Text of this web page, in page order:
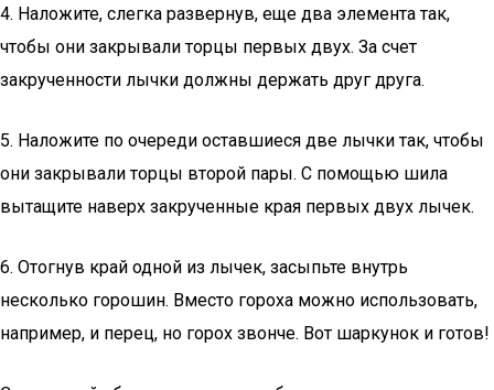
4. Наложите, слегка развернув, еще два элемента так,
чтобы они закрывали торцы первых двух. За счет
закрученности лычки должны держать друг друга.
5. Наложите по очереди оставшиеся две лычки так, чтобы
они закрывали торцы второй пары. С помощью шила
вытащите наверх закрученные края первых двух лычек.
6. Отогнув край одной из лычек, засыпьте внутрь
несколько горошин. Вместо гороха можно использовать,
например, и перец, но горох звонче. Вот шаркунок и готов!